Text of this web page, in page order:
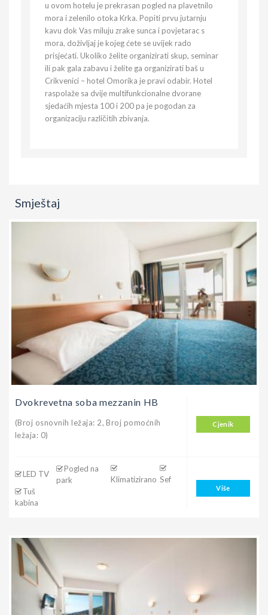
u ovom hotelu je prekrasan pogled na plavetnilo
mora i zelenilo otoka Krka. Popiti prvu jutarnju
kavu dok Vas miluju zrake sunca i povjetarac s
mora, doživljaj je kojeg ćete se uvijek rado
prisjećati. Ukoliko želite organizirati skup, seminar
ili pak gala zabavu i želite ga organizirati baš u
Crikvenici – hotel Omorika je pravi odabir. Hotel
raspolaže sa dvije multifunkcionalne dvorane
sjedaćih mjesta 100 i 200 pa je pogodan za
organizaciju različitih zbivanja.
Smještaj
Dvokrevetna soba mezzanin HB
(Broj osnovnih ležaja: 2, Broj pomoćnih
ležaja: 0)
Cjenik
LED TV
Pogled na
park
Klimatizirano Sef
Tuš
kabina
Više